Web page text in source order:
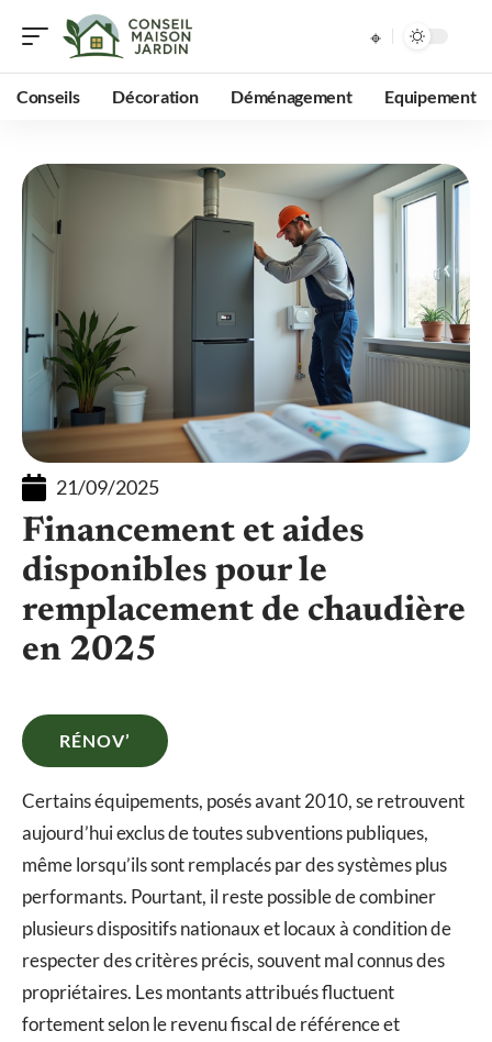
Conseils Décoration Déménagement Equipement
21/09/2025
Financement et aides
disponibles pour le
remplacement de chaudière
en 2025
RÉNOV’
Certains équipements, posés avant 2010, se retrouvent
aujourd’hui exclus de toutes subventions publiques,
même lorsqu’ils sont remplacés par des systèmes plus
performants. Pourtant, il reste possible de combiner
plusieurs dispositifs nationaux et locaux à condition de
respecter des critères précis, souvent mal connus des
propriétaires. Les montants attribués fluctuent
fortement selon le revenu fiscal de référence et